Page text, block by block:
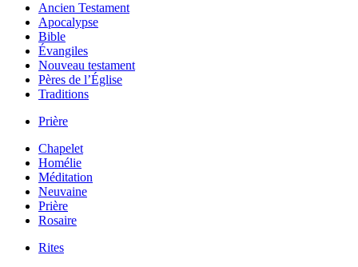
Ancien Testament
Apocalypse
Bible
Évangiles
Nouveau testament
Pères de l’Église
Traditions
Prière
Chapelet
Homélie
Méditation
Neuvaine
Prière
Rosaire
Rites